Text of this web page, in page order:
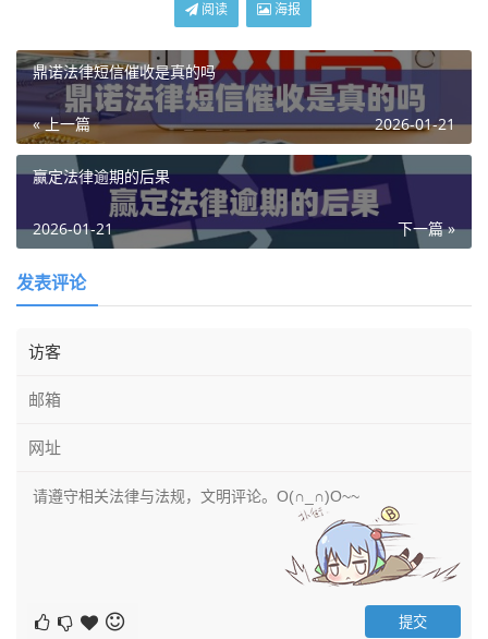
阅读 海报
鼎诺法律短信催收是真的吗
« 上一篇 2026-01-21
赢定法律逾期的后果
下一篇 »
2026-01-21
发表评论